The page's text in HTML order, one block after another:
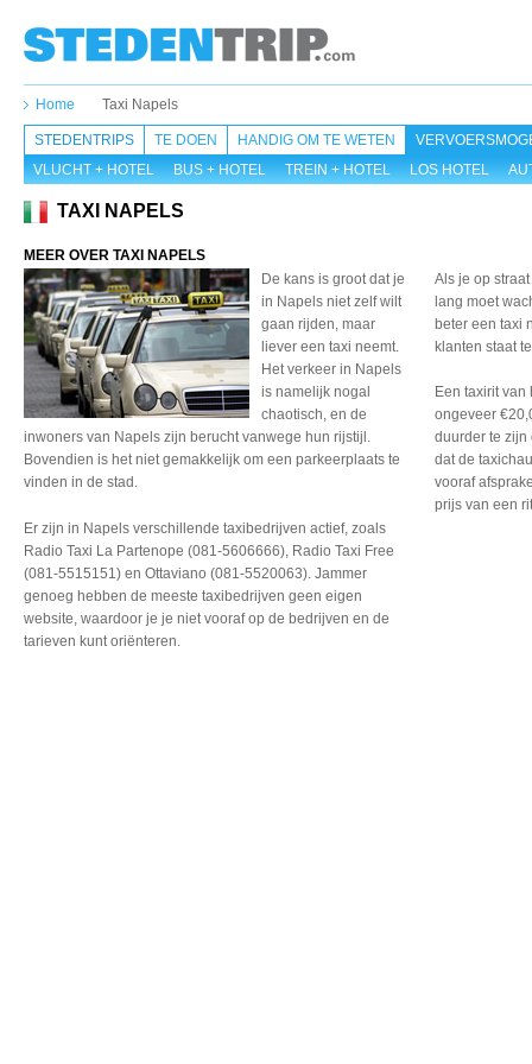
Home Taxi Napels
STEDENTRIPS TE DOEN HANDIG OM TE WETEN
VLUCHT + HOTEL
BUS + HOTEL TREIN + HOTEL LOS HOTEL
TAXI NAPELS
MEER OVER TAXI NAPELS
De kans is groot dat je
in Napels niet zelf wilt
gaan rijden, maar
liever een taxi neemt.
Het verkeer in Napels
is namelijk nogal
chaotisch, en de
inwoners van Napels zijn berucht vanwege hun rijstijl.
Bovendien is het niet gemakkelijk om een parkeerplaats te
vinden in de stad.
Er zijn in Napels verschillende taxibedrijven actief, zoals
Radio Taxi La Partenope (081-5606666), Radio Taxi Free
(081-5515151) en Ottaviano (081-5520063). Jammer
genoeg hebben de meeste taxibedrijven geen eigen
website, waardoor je je niet vooraf op de bedrijven en de
tarieven kunt oriënteren.
Als je op
lang moet
beter een taxi
klanten staat
Een taxirit
ongeveer
duurder te zijn
dat de
vooraf
prijs van een